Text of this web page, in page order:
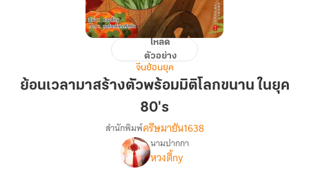
มาส
พร้อม
โหลด
ตัวอย่าง
จีนย้อนยุค
ย้อนเวลามาสร้างตัวพร้อมมิติโลกขนาน ในยุค
80's
เรื่อง
ย้อน
สำนักพิมพ์ครีษมายัน1638
นามปากกา
หวงตี้ny